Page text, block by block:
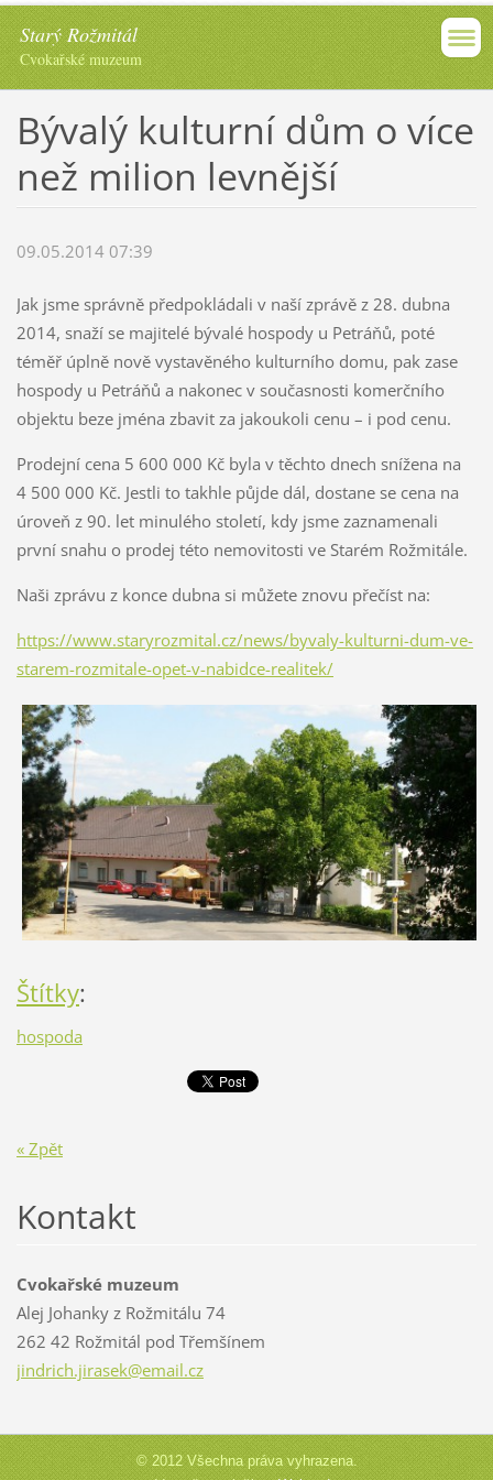
Starý Rožmitál
Cvokařské muzeum
Bývalý kulturní dům o více
než milion levnější
09.05.2014 07:39
Jak jsme správně předpokládali v naší zprávě z 28. dubna
2014, snaží se majitelé bývalé hospody u Petráňů, poté
téměř úplně nově vystavěného kulturního domu, pak zase
hospody u Petráňů a nakonec v současnosti komerčního
objektu beze jména zbavit za jakoukoli cenu – i pod cenu.
Prodejní cena 5 600 000 Kč byla v těchto dnech snížena na
4 500 000 Kč. Jestli to takhle půjde dál, dostane se cena na
úroveň z 90. let minulého století, kdy jsme zaznamenali
první snahu o prodej této nemovitosti ve Starém Rožmitále.
Naši zprávu z konce dubna si můžete znovu přečíst na:
https://www.staryrozmital.cz/news/byvaly-kulturni-dum-ve-
starem-rozmitale-opet-v-nabidce-realitek/
Štítky:
hospoda
« Zpět
Kontakt
Cvokařské muzeum
Alej Johanky z Rožmitálu 74
262 42 Rožmitál pod Třemšínem
jindrich.jirasek@email.cz
© 2012 Všechna práva vyhrazena.